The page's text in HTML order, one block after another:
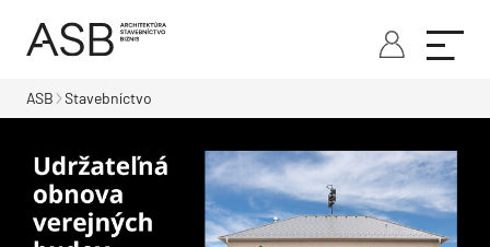
ASB Stavebníctvo